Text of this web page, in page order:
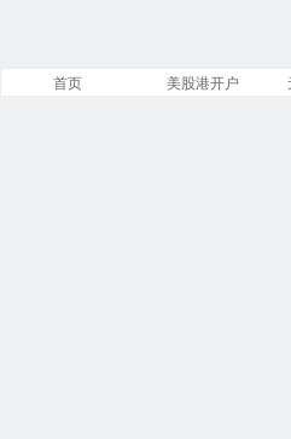
首页 美股港开户